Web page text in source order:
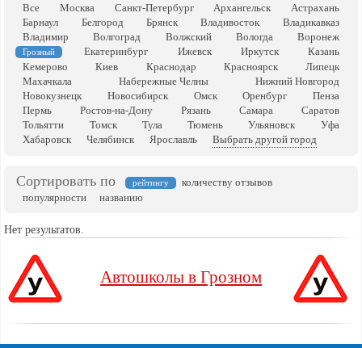
Все Москва Санкт-Петербург Архангельск
Астрахань
Барнаул
Белгород Брянск Владивосток
Владикавказ
Владимир
Волгоград Волжский Вологда Воронеж
Грозный Екатеринбург Ижевск Иркутск
Казань
Кемерово
Киев Краснодар Красноярск
Липецк
Махачкала
Набережные Челны
Нижний Новгород
Новокузнецк
Новосибирск Омск Оренбург
Пенза
Пермь
Ростов-на-Дону Рязань Самара
Саратов
Тольятти
Томск Тула Тюмень Ульяновск
Уфа
Хабаровск
Челябинск Ярославль Выбрать другой город
Сортировать по рейтингу
количеству отзывов
популярности
названию
Нет результатов.
Автошколы в Грозном